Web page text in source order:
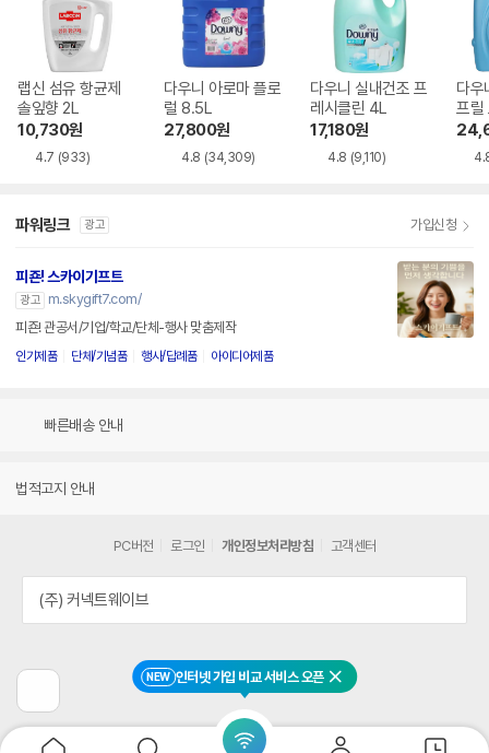
NEW 인터넷 가입 비교 서비스 오픈 닫기
랩신 섬유 항균제
솔잎향 2L
10,730원
4.7 (933)
다우니 아로마 플로
럴 8.5L
27,800원
4.8 (34,309)
다우니 실내건조 프
레시클린 4L
17,180원
4.8 (9,110)
다우
프릴
파워링크 광고 가입신청
피죤! 스카이기프트
광고
m.skygift7.com/
피죤! 관공서/기업/학교/단체-행사 맞춤제작
인기제품 단체/기념품 행사/답례품 아이디어제품
빠른배송 안내
법적고지 안내
전
페
이
PC버전 로그인 개인정보처리방침 고객센터
(주) 커넥트웨이브